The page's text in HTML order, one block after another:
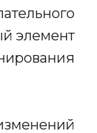
элемент